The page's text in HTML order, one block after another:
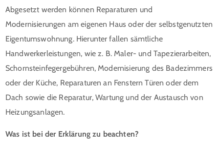
Abgesetzt werden können Reparaturen und
Modernisierungen am eigenen Haus oder der selbstgenutzten
Eigentumswohnung. Hierunter fallen sämtliche
Handwerkerleistungen, wie z. B. Maler- und Tapezierarbeiten,
Schornsteinfegergebühren, Modernisierung des Badezimmers
oder der Küche, Reparaturen an Fenstern Türen oder dem
Dach sowie die Reparatur, Wartung und der Austausch von
Heizungsanlagen.
Was ist bei der Erklärung zu beachten?